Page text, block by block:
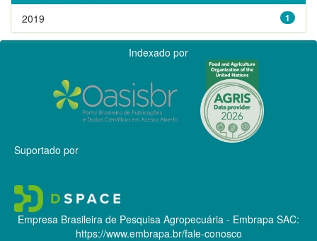
1
2019
Indexado por
Suportado por
Empresa Brasileira de Pesquisa Agropecuária - Embrapa SAC:
https://www.embrapa.br/fale-conosco